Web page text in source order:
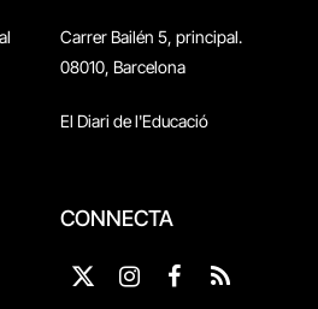
Carrer Bailén 5, principal.
08010, Barcelona
El Diari de l'Educació
CONNECTA
X
InstagramFacebook
RSS